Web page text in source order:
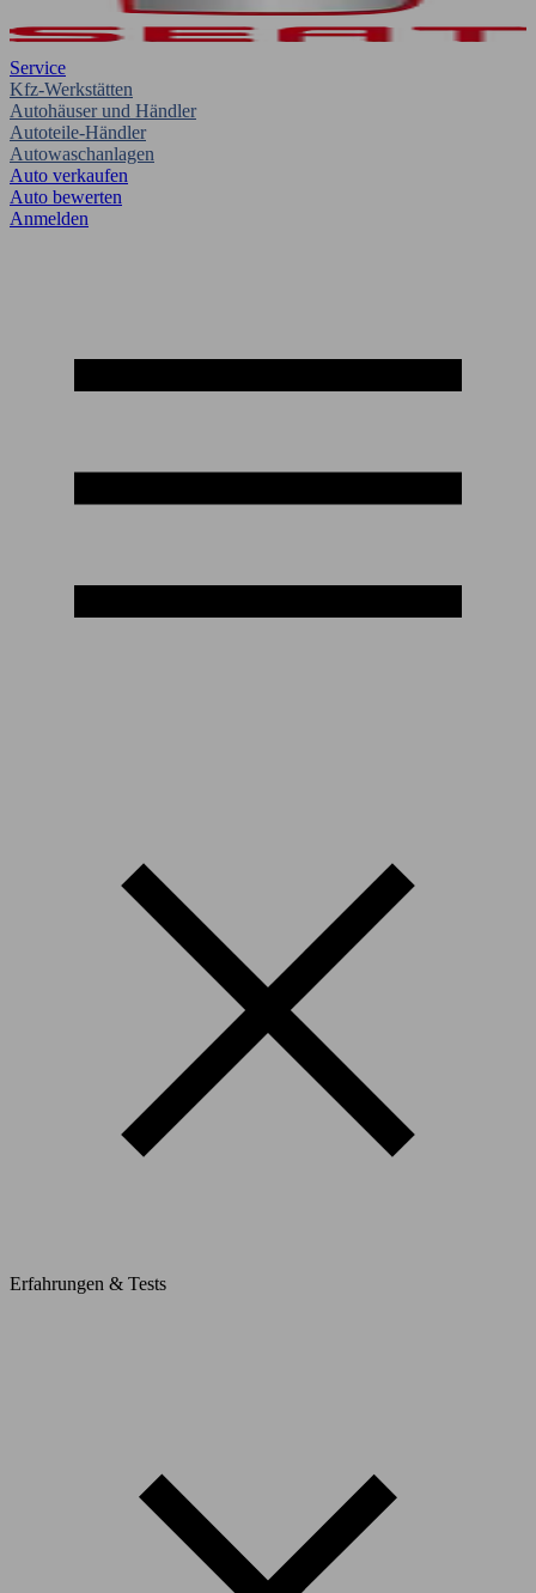
Service
Kfz-Werkstätten
Autohäuser und Händler
Autoteile-Händler
Autowaschanlagen
Auto verkaufen
Auto bewerten
Anmelden
Erfahrungen & Tests